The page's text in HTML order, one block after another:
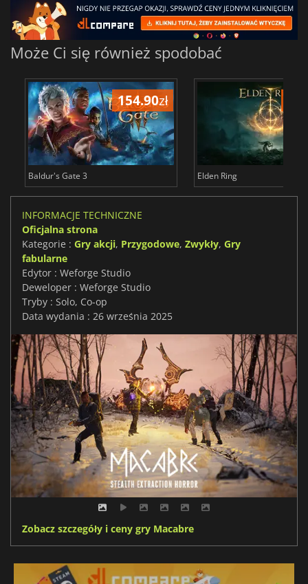
Może Ci się również spodobać
154.90zł
Baldur's Gate 3 Elden Ring
INFORMACJE TECHNICZNE
Oficjalna strona
Kategorie : Gry akcji, Przygodowe, Zwykły, Gry
fabularne
Edytor : Weforge Studio
Deweloper : Weforge Studio
Tryby : Solo, Co-op
Data wydania : 26 września 2025
Zobacz szczegóły i ceny gry Macabre